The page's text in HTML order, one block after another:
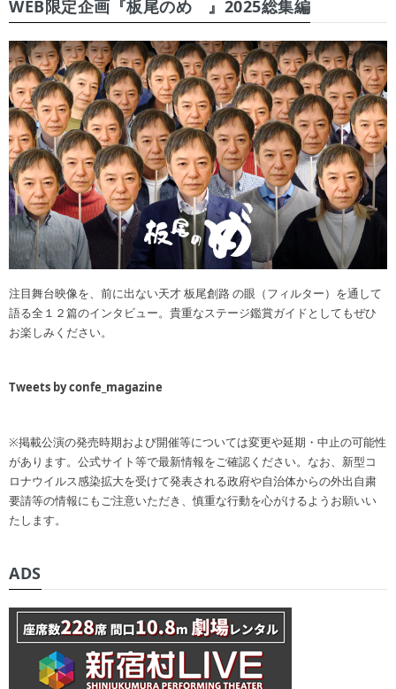
WEB限定企画『板尾のめ゙』2025総集編
注目舞台映像を、前に出ない天才 板尾創路 の眼（フィルター）を通して
語る全１２篇のインタビュー。貴重なステージ鑑賞ガイドとしてもぜひ
お楽しみください。
Tweets by confe_magazine
※掲載公演の発売時期および開催等については変更や延期・中止の可能性
があります。公式サイト等で最新情報をご確認ください。なお、新型コ
ロナウイルス感染拡大を受けて発表される政府や自治体からの外出自粛
要請等の情報にもご注意いただき、慎重な行動を心がけるようお願いい
たします。
ADS